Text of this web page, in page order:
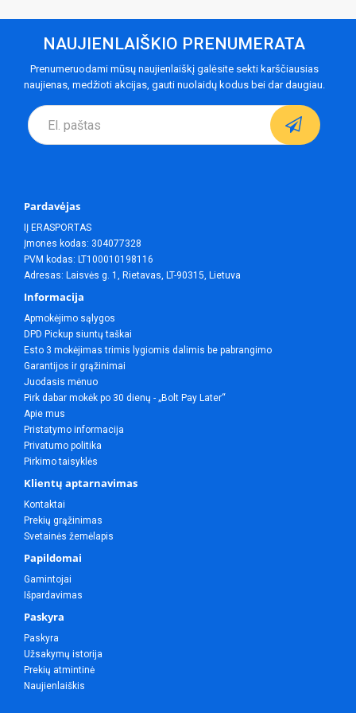
NAUJIENLAIŠKIO PRENUMERATA
Prenumeruodami mūsų naujienlaiškį galėsite sekti karščiausias
naujienas, medžioti akcijas, gauti nuolaidų kodus bei dar daugiau.
Pardavėjas
IĮ ERASPORTAS
Įmones kodas: 304077328
PVM kodas: LT100010198116
Adresas: Laisvės g. 1, Rietavas, LT-90315, Lietuva
Informacija
Apmokėjimo sąlygos
DPD Pickup siuntų taškai
Esto 3 mokėjimas trimis lygiomis dalimis be pabrangimo
Garantijos ir grąžinimai
Juodasis mėnuo
Pirk dabar mokėk po 30 dienų - „Bolt Pay Later“
Apie mus
Pristatymo informacija
Privatumo politika
Pirkimo taisyklės
Klientų aptarnavimas
Kontaktai
Prekių grąžinimas
Svetainės žemėlapis
Papildomai
Gamintojai
Išpardavimas
Paskyra
Paskyra
Užsakymų istorija
Prekių atmintinė
Naujienlaiškis